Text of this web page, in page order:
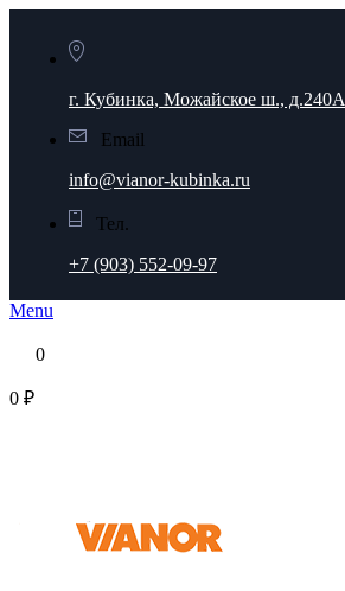
г. Кубинка, Можайское ш., д.240А
Email
info@vianor-kubinka.ru
Тел.
+7 (903) 552-09-97
Menu
0
0 ₽